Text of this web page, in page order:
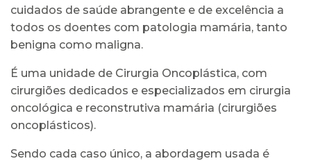
cuidados de saúde abrangente e de excelência a
todos os doentes com patologia mamária, tanto
benigna como maligna.
É uma unidade de Cirurgia Oncoplástica, com
cirurgiões dedicados e especializados em cirurgia
oncológica e reconstrutiva mamária (cirurgiões
oncoplásticos).
Sendo cada caso único, a abordagem usada é